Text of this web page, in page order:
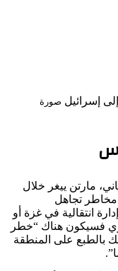
إسرائيل صورة
مارتن ييغر خلال
مخاطر تجاهل
انتقالية في غزة أو
فسيكون هناك “خطر
بالطبع على المنطقة